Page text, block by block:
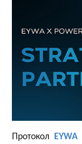
Протокол EYWA